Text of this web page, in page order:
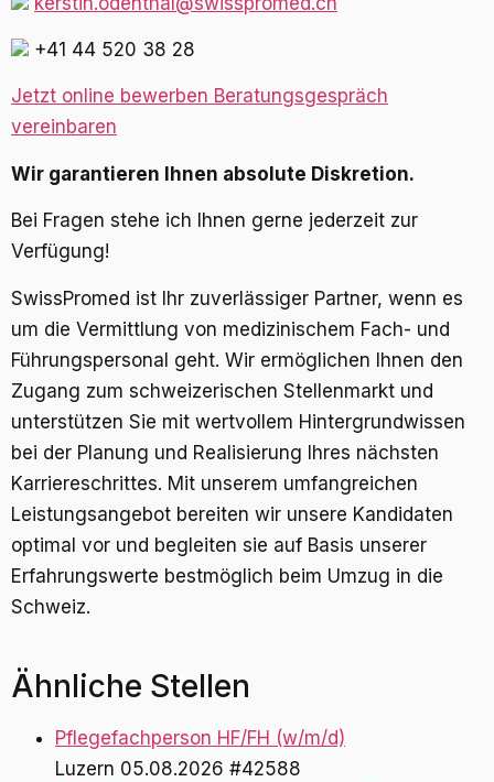
+41 44 520 38 28
Jetzt online bewerben Beratungsgespräch
vereinbaren
Wir garantieren Ihnen absolute Diskretion.
Bei Fragen stehe ich Ihnen gerne jederzeit zur
Verfügung!
SwissPromed ist Ihr zuverlässiger Partner, wenn es
um die Vermittlung von medizinischem Fach- und
Führungspersonal geht. Wir ermöglichen Ihnen den
Zugang zum schweizerischen Stellenmarkt und
unterstützen Sie mit wertvollem Hintergrundwissen
bei der Planung und Realisierung Ihres nächsten
Karriereschrittes. Mit unserem umfangreichen
Leistungsangebot bereiten wir unsere Kandidaten
optimal vor und begleiten sie auf Basis unserer
Erfahrungswerte bestmöglich beim Umzug in die
Schweiz.
Ähnliche Stellen
Pflegefachperson HF/FH (w/m/d)
Luzern 05.08.2026 #42588